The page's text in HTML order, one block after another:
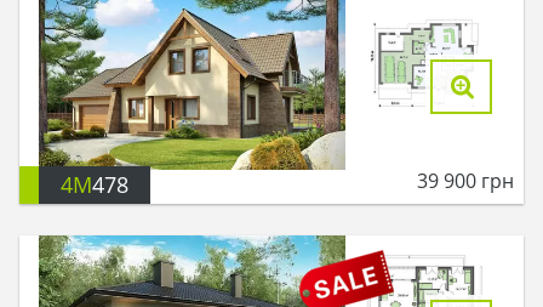
4M478 39 900 грн